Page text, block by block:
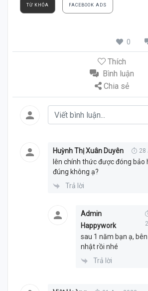
TỪ KHÓA FACEBOOK ADS
0
Thích
Bình luận
Chia sẻ
Huỳnh Thị Xuân Duyên 28
lên chính thức được đóng bảo
đúng không ạ?
Trả lời
Admin
Happywork
sau 1 năm bạn ạ,
nhật rồi nhé
Trả lời